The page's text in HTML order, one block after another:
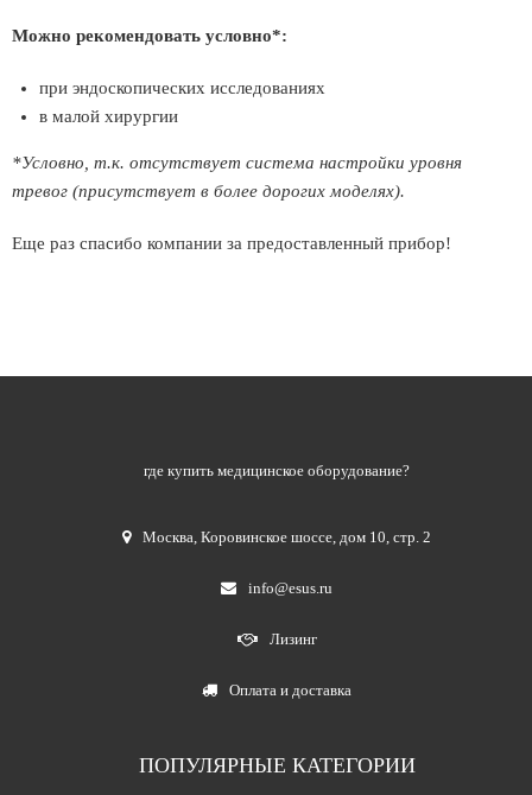
Можно рекомендовать условно*:
при эндоскопических исследованиях
в малой хирургии
*Условно, т.к. отсутствует система настройки уровня
тревог (присутствует в более дорогих моделях).
Еще раз спасибо компании за предоставленный прибор!
где купить медицинское оборудование?
Москва,Коровинское шоссе, дом 10, стр. 2
info@esus.ru
Лизинг
Оплата и доставка
ПОПУЛЯРНЫЕ КАТЕГОРИИ